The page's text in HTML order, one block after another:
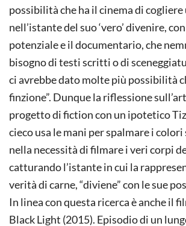
possibilità che ha il cinema di cogliere
nell’istante del suo ‘vero’ divenire,
potenziale e il documentario, che
bisogno di testi scritti o di
ci avrebbe dato molte più possibilità
finzione”. Dunque la riflessione
progetto di fiction con un ipotetico
cieco usa le mani per spalmare i
nella necessità di filmare i veri corpi
catturando l’istante in cui la
verità di carne, “diviene” con le sue
In linea con questa ricerca è anche il
Black Light (2015). Episodio di un